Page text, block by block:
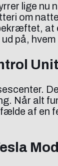
lige
om
at
på,
Når alt
af en